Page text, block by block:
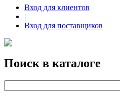
Вход для клиентов
|
Вход для поставщиков
Поиск в каталоге